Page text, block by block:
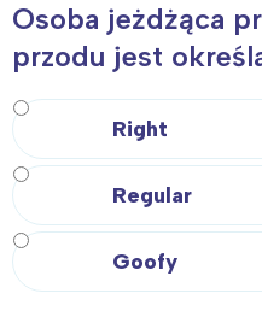
Osoba jeżdżąca
przodu jest
Right
Regular
Goofy